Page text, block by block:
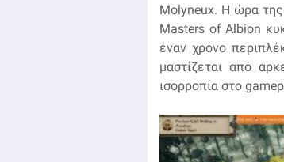
Molyneux. Η ώρα της
Masters of Albion
έναν χρόνο
μαστίζεται από
ισορροπία στο